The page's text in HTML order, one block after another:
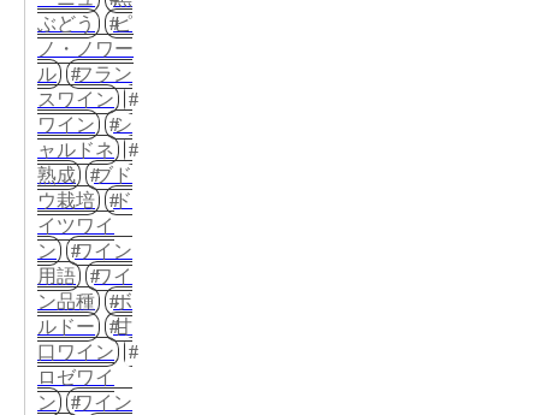
ぶどう
ピ
ノ・ノワー
ル
フラン
スワイン
ワイン
シ
ャルドネ
熟成
ブド
ウ栽培
ド
イツワイ
ン
ワイン
用語
ワイ
ン品種
ボ
ルドー
甘
口ワイン
ロゼワイ
ン
ワイン